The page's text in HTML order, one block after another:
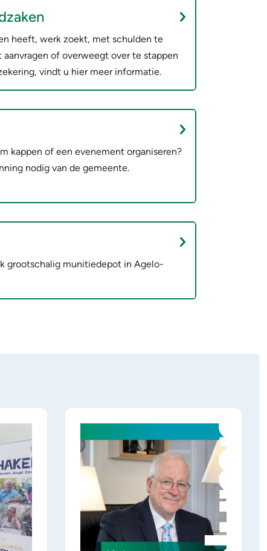
heeft, werk zoekt, met schulden te
of overweegt over te stappen
vindt u hier meer informatie.
kappen of een evenement organiseren?
nodig van de gemeente.
grootschalig munitiedepot in Agelo-